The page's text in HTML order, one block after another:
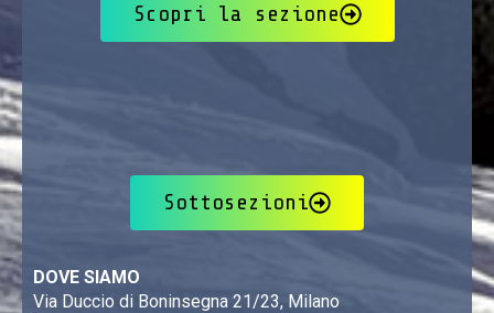
Scopri la sezione
Sottosezioni
DOVE SIAMO
Via Duccio di Boninsegna 21/23, Milano